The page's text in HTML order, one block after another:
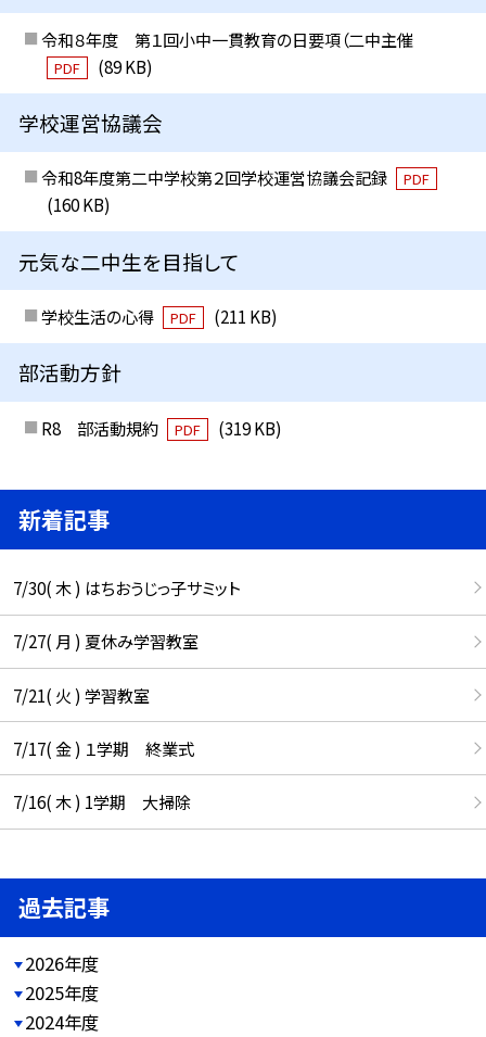
令和８年度 第１回小中一貫教育の日要項（二中主催
PDF (89 KB)
学校運営協議会
令和8年度第二中学校第２回学校運営協議会記録 PDF
(160 KB)
元気な二中生を目指して
学校生活の心得 PDF (211 KB)
部活動方針
R8 部活動規約 PDF (319 KB)
新着記事
7/30( 木 ) はちおうじっ子サミット
7/27( 月 ) 夏休み学習教室
7/21( 火 ) 学習教室
7/17( 金 ) １学期 終業式
7/16( 木 ) 1学期 大掃除
過去記事
2026年度
2025年度
2024年度